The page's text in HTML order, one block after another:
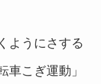
ようにさする
車こぎ運動」